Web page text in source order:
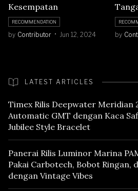
Kesempatan
RECOMMENDATION
by Contributor Jun 12, 2024 by
LATEST ARTICLES
Timex Rilis Deepwater Meridian
Automatic GMT dengan Kaca
Jubilee Style Bracelet
Panerai Rilis Luminor Marina
Pakai Carbotech, Bobot Ringan,
dengan Vintage Vibes